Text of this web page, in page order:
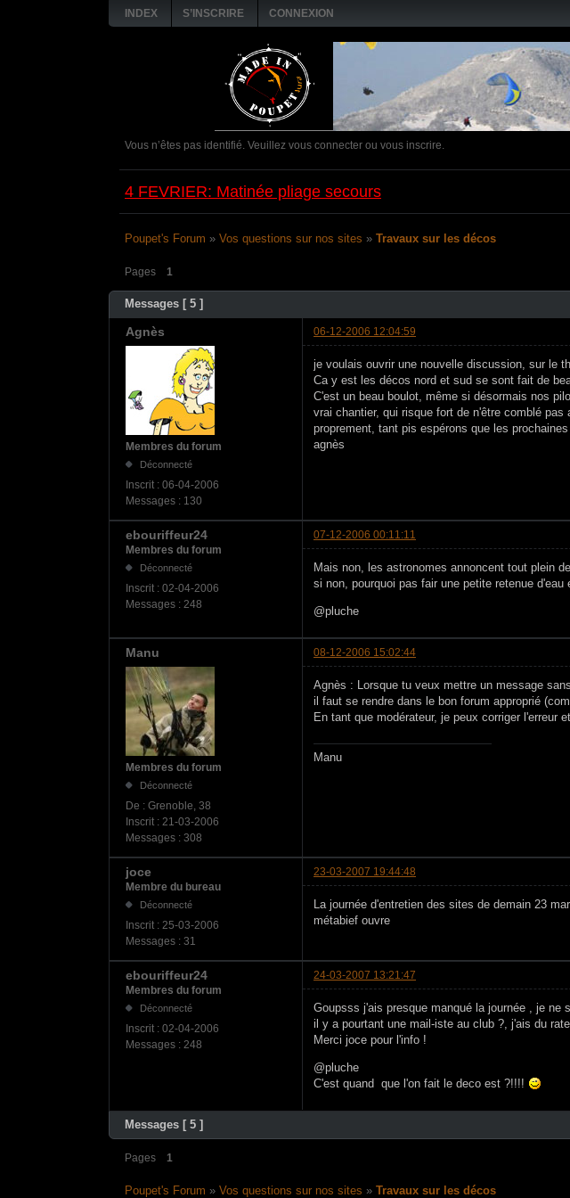
INDEX S’INSCRIRE CONNEXION
Vous n’êtes pas identifié. Veuillez vous connecter ou vous inscrire.
Poupet's Forum »Vos questions sur nos sites »Travaux sur les décos
Pages 1
Messages [ 5 ]
Agnès 06-12-2006 12:04:59
Membres du forum
Déconnecté
Inscrit : 06-04-2006
Messages : 130
je voulais ouvrir une nouvelle discussion, sur le
Ca y est les décos nord et sud se sont fait de
C'est un beau boulot, même si désormais nos
vrai chantier, qui risque fort de n'être comblé
proprement, tant pis espérons que les
agnès
ebouriffeur24
07-12-2006 00:11:11
Membres du forum
Déconnecté
Inscrit : 02-04-2006
Messages : 248
Mais non, les astronomes annoncent tout plein
si non, pourquoi pas fair une petite retenue
@pluche
Manu 08-12-2006 15:02:44
Membres du forum
Déconnecté
De : Grenoble, 38
Inscrit : 21-03-2006
Messages : 308
Agnès : Lorsque tu veux mettre un message
il faut se rendre dans le bon forum approprié
En tant que modérateur, je peux corriger
Manu
joce
23-03-2007 19:44:48
Membre du bureau
Déconnecté
Inscrit : 25-03-2006
Messages : 31
La journée d'entretien des sites de demain 23
métabief ouvre
ebouriffeur24
24-03-2007 13:21:47
Membres du forum
Déconnecté
Inscrit : 02-04-2006
Messages : 248
Goupsss j'ais presque manqué la journée , je ne
il y a pourtant une mail-iste au club ?, j'ais du
Merci joce pour l'info !
@pluche
C'est quand que l'on fait le deco est ?!!!!
Messages [ 5 ]
Pages 1
Poupet's Forum »Vos questions sur nos sites »Travaux sur les décos